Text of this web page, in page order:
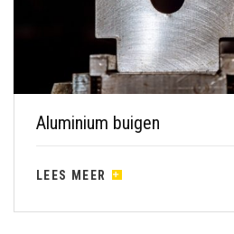
Aluminium buigen
LEES MEER